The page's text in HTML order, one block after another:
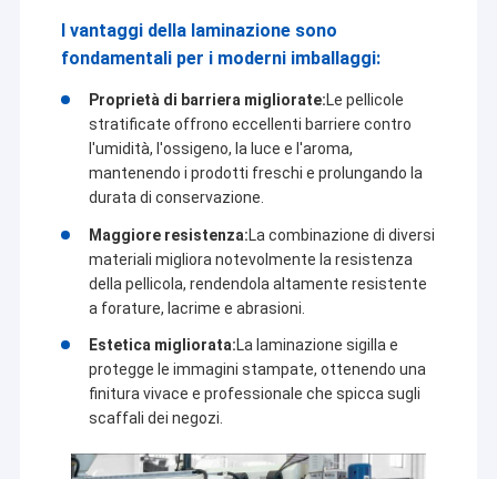
I vantaggi della laminazione sono
fondamentali per i moderni imballaggi:
Proprietà di barriera migliorate:Le pellicole
stratificate offrono eccellenti barriere contro
l'umidità, l'ossigeno, la luce e l'aroma,
mantenendo i prodotti freschi e prolungando la
durata di conservazione.
Maggiore resistenza:La combinazione di diversi
materiali migliora notevolmente la resistenza
della pellicola, rendendola altamente resistente
a forature, lacrime e abrasioni.
Estetica migliorata:La laminazione sigilla e
protegge le immagini stampate, ottenendo una
finitura vivace e professionale che spicca sugli
scaffali dei negozi.